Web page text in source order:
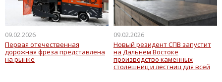
09.02.2026
Первая отечественная
дорожная фреза представлена
на рынке
09.02.2026
Новый резидент СПВ запустит
на Дальнем Востоке
производство каменных
столешниц и лестниц для всей